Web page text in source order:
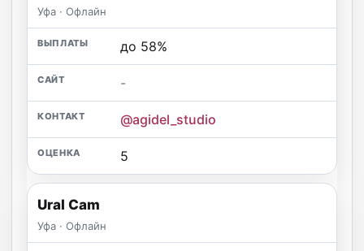
Уфа · Офлайн
до 58%
-
@agidel_studio
5
Ural Cam
Уфа · Офлайн